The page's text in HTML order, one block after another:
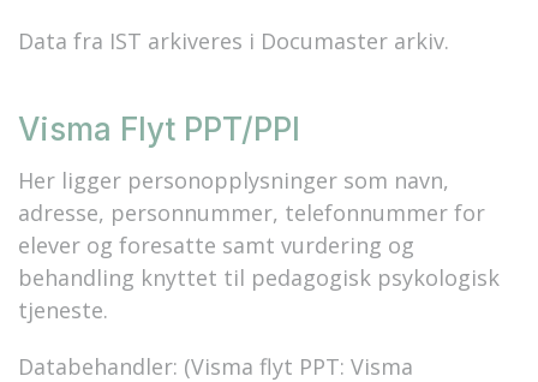
Data fra IST arkiveres i Documaster arkiv.
Visma Flyt PPT/PPI
Her ligger personopplysninger som navn,
adresse, personnummer, telefonnummer for
elever og foresatte samt vurdering og
behandling knyttet til pedagogisk psykologisk
tjeneste.
Databehandler: (Visma flyt PPT: Visma